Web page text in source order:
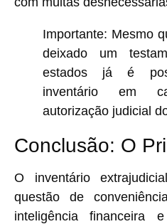
Importante: Mesmo
deixado um
estados já é
inventário em
autorização judicial
Conclusão: O
O inventário
questão de
inteligência financeira